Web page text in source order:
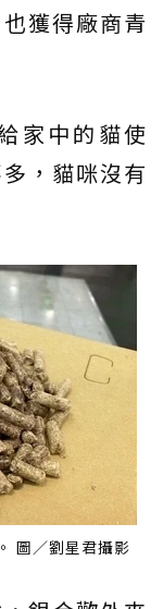
獲得廠商青
家中的貓使
，貓咪沒有
圖／劉星君攝影